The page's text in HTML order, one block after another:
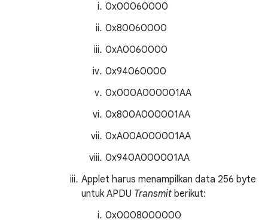
0x00060000
0x80060000
0xA0060000
0x94060000
0x000A000001AA
0x800A000001AA
0xA00A000001AA
0x940A000001AA
Applet harus menampilkan data 256 byte
untuk APDU Transmit berikut:
0x0008000000